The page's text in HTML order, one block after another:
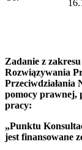
Zadanie z
Rozwiązywania
Przeciwdziałania
pomocy prawnej,
pracy:
„Punktu
jest finansowane